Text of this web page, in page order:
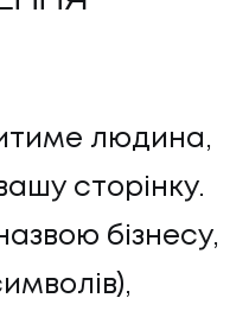
людина,
сторінку.
бізнесу,